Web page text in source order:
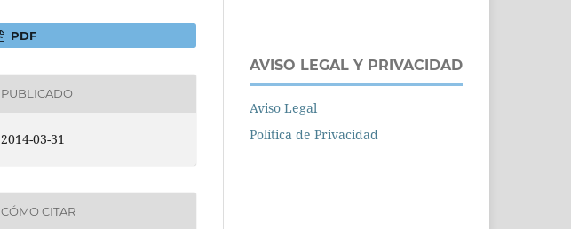
PDF
PUBLICADO
2014-03-31
CÓMO CITAR
AVISO LEGAL Y PRIVACIDAD
Aviso Legal
Política de Privacidad